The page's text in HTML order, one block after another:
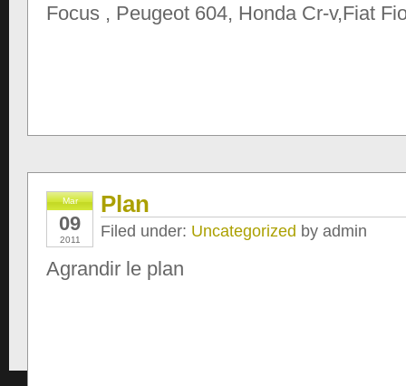
Focus , Peugeot 604, Honda Cr-v,Fiat
Mar
09
2011
Plan
Filed under: Uncategorized by admin
Agrandir le plan